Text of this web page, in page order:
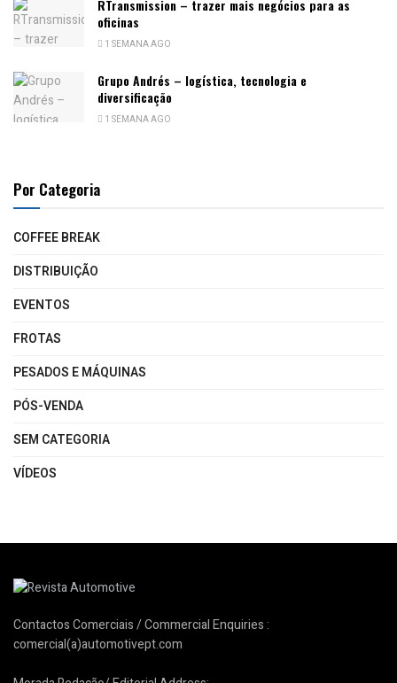
RTransmission – trazer mais negócios para as
oficinas
1 SEMANA AGO
Grupo Andrés – logística, tecnologia e
diversificação
1 SEMANA AGO
Por Categoria
COFFEE BREAK
DISTRIBUIÇÃO
EVENTOS
FROTAS
PESADOS E MÁQUINAS
PÓS-VENDA
SEM CATEGORIA
VÍDEOS
Contactos Comerciais / Commercial Enquiries :
comercial(a)automotivept.com